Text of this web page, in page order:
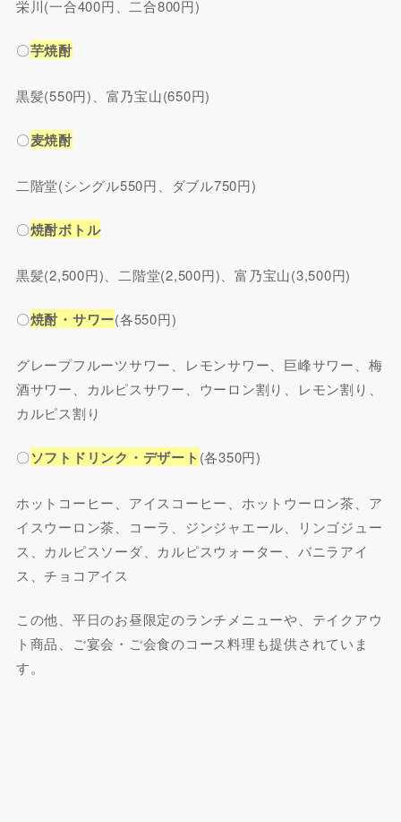
栄川(一合400円、二合800円)
〇芋焼酎
黒髪(550円)、富乃宝山(650円)
〇麦焼酎
二階堂(シングル550円、ダブル750円)
〇焼酎ボトル
黒髪(2,500円)、二階堂(2,500円)、富乃宝山(3,500円)
〇焼酎・サワー(各550円)
グレープフルーツサワー、レモンサワー、巨峰サワー、梅
酒サワー、カルピスサワー、ウーロン割り、レモン割り、
カルピス割り
〇ソフトドリンク・デザート (各350円)
ホットコーヒー、アイスコーヒー、ホットウーロン茶、ア
イスウーロン茶、コーラ、ジンジャエール、リンゴジュー
ス、カルピスソーダ、カルピスウォーター、バニラアイ
ス、チョコアイス
この他、平日のお昼限定のランチメニューや、テイクアウ
ト商品、ご宴会・ご会食のコース料理も提供されていま
す。